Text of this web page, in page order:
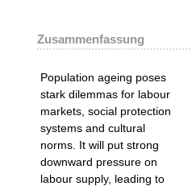
Zusammenfassung
Population ageing poses
stark dilemmas for labour
markets, social protection
systems and cultural
norms. It will put strong
downward pressure on
labour supply, leading to